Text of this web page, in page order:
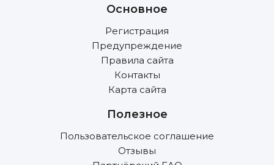
Основное
Регистрация
Предупреждение
Правила сайта
Контакты
Карта сайта
Полезное
Пользовательское соглашение
Отзывы